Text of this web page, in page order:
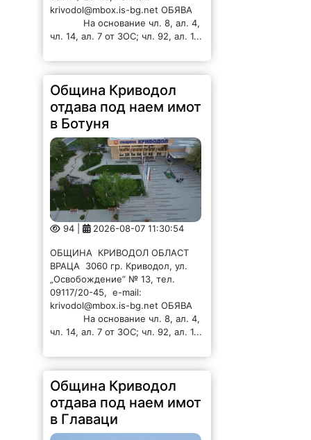
На основание чл. 8, ал. 4,
чл. 14, ал. 7 от ЗОС; чл. 92, ал. 1...
Община Криводол
отдава под наем имот
в Ботуня
94 | 2026-08-07 11:30:54
ВРАЦА 3060 гр. Криводол, ул.
„Освобождение” № 13, тел.
09117/20-45, e-mail:
krivodol@mbox.is-bg.net ОБЯВА
На основание чл. 8, ал. 4,
чл. 14, ал. 7 от ЗОС; чл. 92, ал. 1...
Община Криводол
отдава под наем имот
в Главаци